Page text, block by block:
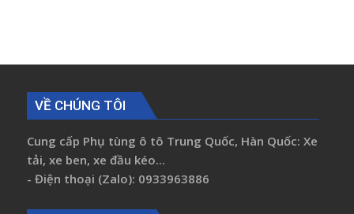
VỀ CHÚNG TÔI
Cung cấp Phụ tùng ô tô Trung Quốc, Hàn Quốc: Xe
tải, xe ben, xe đầu kéo...
- Điện thoại (Zalo): 0933963886